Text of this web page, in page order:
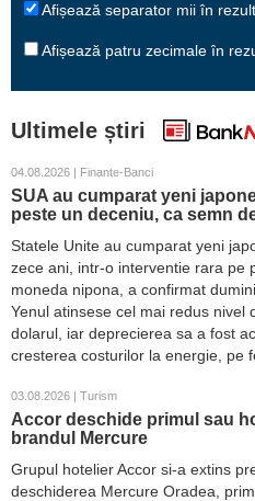
Afișează separator mii în
Afișează patru zecimale în
Ultimele știri
04.08.2026 | Finante-Banci
SUA au cumparat yeni
peste un deceniu, ca semn
Statele Unite au cumparat yeni
zece ani, intr-o interventie rara pe
moneda nipona, a confirmat
Yenul atinsese cel mai redus nivel
dolarul, iar deprecierea sa a fost
cresterea costurilor la energie, pe
03.08.2026 | Turism
Accor deschide primul sau
brandul Mercure
Grupul hotelier Accor si-a extins
deschiderea Mercure Oradea,